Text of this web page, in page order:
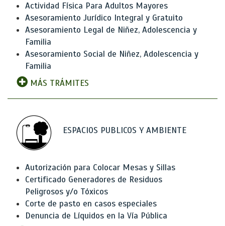
Actividad Física Para Adultos Mayores
Asesoramiento Jurídico Integral y Gratuito
Asesoramiento Legal de Niñez, Adolescencia y
Familia
Asesoramiento Social de Niñez, Adolescencia y
Familia
MÁS TRÁMITES
ESPACIOS PUBLICOS Y AMBIENTE
Autorización para Colocar Mesas y Sillas
Certificado Generadores de Residuos
Peligrosos y/o Tóxicos
Corte de pasto en casos especiales
Denuncia de Líquidos en la Vía Pública